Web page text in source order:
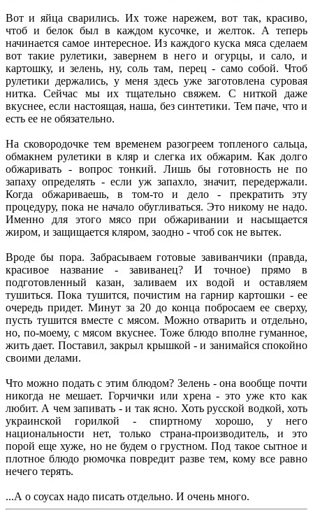
Вот и яйца сварились. Их тоже нарежем, вот так, красиво,
чтоб и белок был в каждом кусочке, и желток. А теперь
начинается самое интересное. Из каждого куска мяса сделаем
вот такие рулетики, завернем в него и огурцы, и сало, и
картошку, и зелень, ну, соль там, перец - само собой. Чтоб
рулетики держались, у меня здесь уже заготовлена суровая
нитка. Сейчас мы их тщательно свяжем. С ниткой даже
вкуснее, если настоящая, наша, без синтетики. Тем паче, что и
есть ее не обязательно.
На сковородочке тем временем разогреем топленого сальца,
обмакнем рулетики в кляр и слегка их обжарим. Как долго
обжаривать - вопрос тонкий. Лишь бы готовность не по
запаху определять - если уж запахло, значит, передержали.
Когда обжариваешь, в том-то и дело - прекратить эту
процедуру, пока не начало обугливаться. Это никому не надо.
Именно для этого мясо при обжаривании и насыщается
жиром, и защищается кляром, заодно - чтоб сок не вытек.
Вроде бы пора. Забрасываем готовые завиванчики (правда,
красивое название - завиванец? И точное) прямо в
подготовленный казан, заливаем их водой и оставляем
тушиться. Пока тушится, почистим на гарнир картошки - ее
очередь придет. Минут за 20 до конца побросаем ее сверху,
пусть тушится вместе с мясом. Можно отварить и отдельно,
но, по-моему, с мясом вкуснее. Тоже блюдо вполне гуманное,
жить дает. Поставил, закрыл крышкой - и занимайся спокойно
своими делами.
Что можно подать с этим блюдом? Зелень - она вообще почти
никогда не мешает. Горчички или хрена - это уже кто как
любит. А чем запивать - и так ясно. Хоть русской водкой, хоть
украинской горилкой - спиртному хорошо, у него
национальности нет, только страна-производитель, и это
порой еще хуже, но не будем о грустном. Под такое сытное и
плотное блюдо рюмочка повредит разве тем, кому все равно
нечего терять.
...А о соусах надо писать отдельно. И очень много.